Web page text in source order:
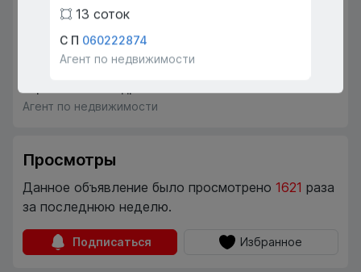
КИШИНЁВ,БОТАНИКА
2 60 m2
Агент по недвижимости
Просмотры
Данное объявление было просмотрено 1621 раза
за последнюю неделю.
Подписаться Избранное
13 соток
С П 060222874
Агент по недвижимости